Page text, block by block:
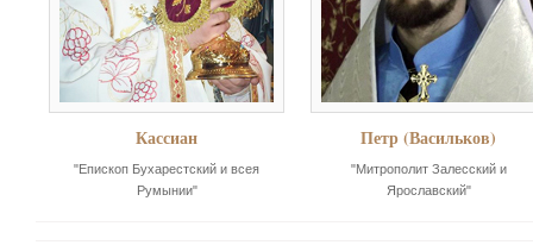
Кассиан
"Епископ Бухарестский и всея
Румынии"
Петр (Васильков)
"Митрополит Залесский и
Ярославский"